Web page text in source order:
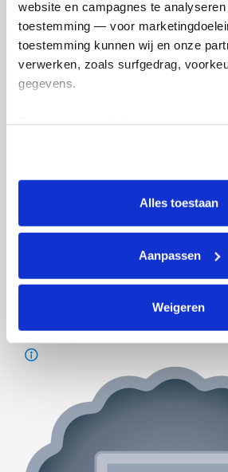
website en campagnes te
toestemming — voor
toestemming kunnen wij en onze
verwerken, zoals surfgedrag,
gegevens.
tonen. Je kunt je toestemming op elk
intrekken via Cookie instellingen
lijst met cookies is te vinden in het
Alles toestaan
Aanpassen
Weigeren
Actiepagina gemaakt